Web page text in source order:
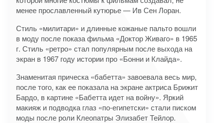
менее прославленный кутюрье — Ив Сен Лоран.
Стиль «милитари» и длинные кожаные пальто вошли
в моду после показа фильма «Доктор Живаго» в 1965
г. Стиль «ретро» стал популярным после выхода на
экран в 1967 году истории про «Бонни и Клайда».
Знаменитая прическа «бабетта» завоевала весь мир,
после того, как ее показала на экране актриса Брижит
Бардо, в картине «Бабетта идет на войну». Яркий
макияж и подводка глаз «по-египетски» стали писком
моды после роли Клеопатры Элизабет Тейлор.